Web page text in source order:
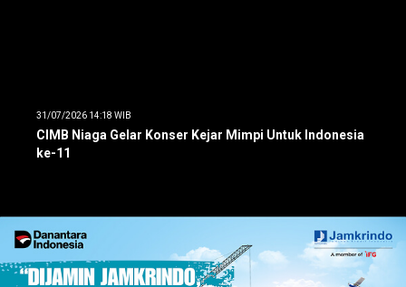
31/07/2026 14:18 WIB
CIMB Niaga Gelar Konser Kejar Mimpi Untuk Indonesia
ke-11